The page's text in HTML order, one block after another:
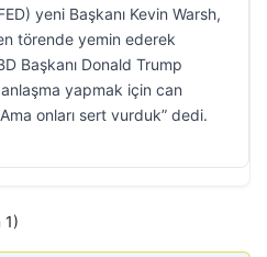
yeni Başkanı Kevin Warsh,
törende yemin ederek
Başkanı Donald Trump
yapmak için can
onları sert vurduk” dedi.
1)